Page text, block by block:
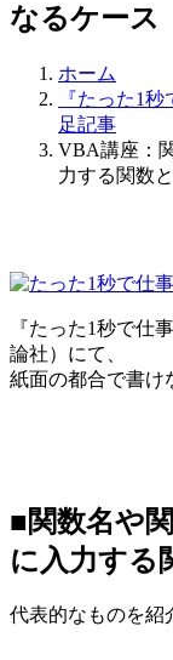
なるケース
ホーム
『たった1
足記事
VBA講座：
力する関数
『たった1秒で仕
論社）にて、
紙面の都合で書け
■関数名や
に入力する
代表的なものを紹